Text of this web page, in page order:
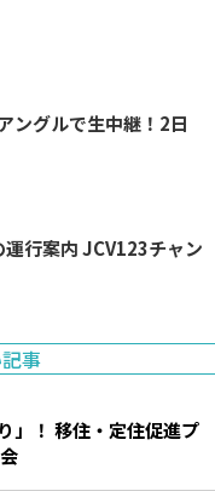
ングルで生中継！2日
チャン
事
」！ 移住・定住促進プ